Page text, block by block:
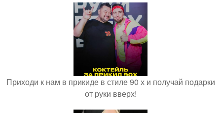
Приходи к нам в прикиде в стиле 90 х и получай подарки
от руки вверх!